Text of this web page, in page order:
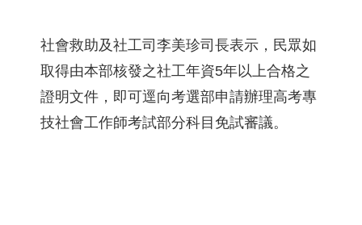
社會救助及社工司李美珍司長表示，民眾如
取得由本部核發之社工年資5年以上合格之
證明文件，即可逕向考選部申請辦理高考專
技社會工作師考試部分科目免試審議。